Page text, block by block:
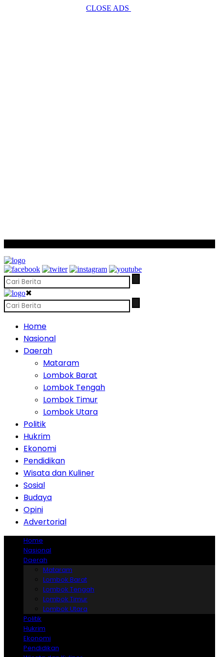
CLOSE ADS
✖
Home
Nasional
Daerah
Mataram
Lombok Barat
Lombok Tengah
Lombok Timur
Lombok Utara
Politik
Hukrim
Ekonomi
Pendidikan
Wisata dan Kuliner
Sosial
Budaya
Opini
Advertorial
Home
Nasional
Daerah
Mataram
Lombok Barat
Lombok Tengah
Lombok Timur
Lombok Utara
Politik
Hukrim
Ekonomi
Pendidikan